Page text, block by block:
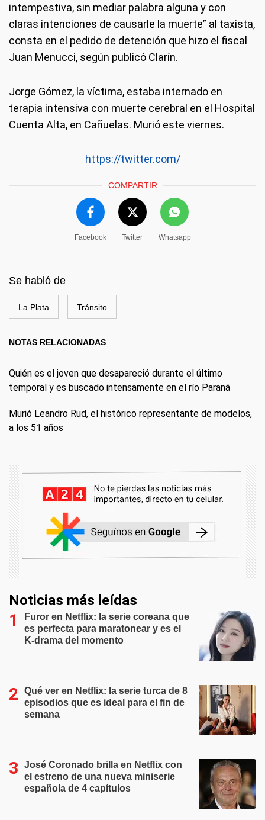
intempestiva, sin mediar palabra alguna y con
claras intenciones de causarle la muerte” al taxista,
consta en el pedido de detención que hizo el fiscal
Juan Menucci, según publicó Clarín.
Jorge Gómez, la víctima, estaba internado en
terapia intensiva con muerte cerebral en el Hospital
Cuenta Alta, en Cañuelas. Murió este viernes.
https://twitter.com/
COMPARTIR
Facebook Twitter Whatsapp
Se habló de
La Plata Tránsito
NOTAS RELACIONADAS
Quién es el joven que desapareció durante el último
temporal y es buscado intensamente en el río Paraná
Murió Leandro Rud, el histórico representante de modelos,
a los 51 años
Noticias más leídas
Furor en Netflix: la serie coreana que
es perfecta para maratonear y es el
K-drama del momento
Qué ver en Netflix: la serie turca de 8
episodios que es ideal para el fin de
semana
José Coronado brilla en Netflix con
el estreno de una nueva miniserie
española de 4 capítulos